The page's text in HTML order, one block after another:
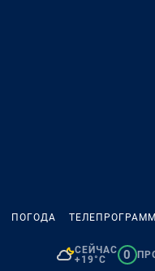
ПОГОДА
СЕЙЧАС
+19°C
0